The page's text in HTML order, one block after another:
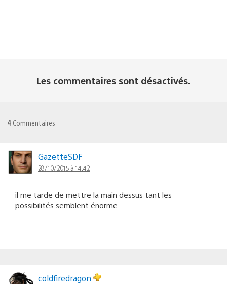
Les commentaires sont désactivés.
4 Commentaires
GazetteSDF
28/10/2015 à 14:42
il me tarde de mettre la main dessus tant les
possibilités semblent énorme.
coldfiredragon